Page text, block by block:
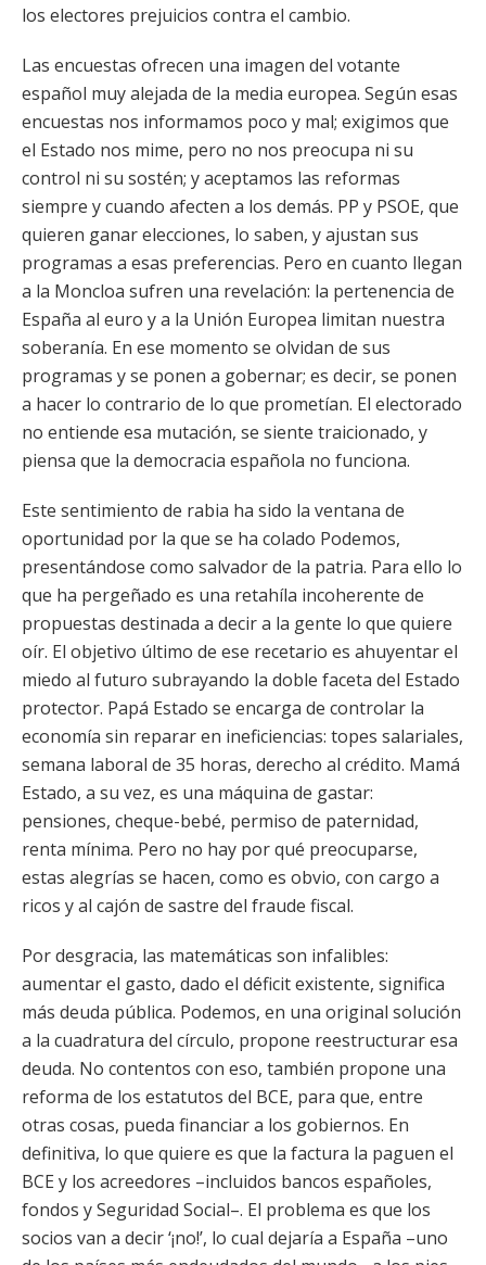
los electores prejuicios contra el cambio.
Las encuestas ofrecen una imagen del votante
español muy alejada de la media europea. Según esas
encuestas nos informamos poco y mal; exigimos que
el Estado nos mime, pero no nos preocupa ni su
control ni su sostén; y aceptamos las reformas
siempre y cuando afecten a los demás. PP y PSOE, que
quieren ganar elecciones, lo saben, y ajustan sus
programas a esas preferencias. Pero en cuanto llegan
a la Moncloa sufren una revelación: la pertenencia de
España al euro y a la Unión Europea limitan nuestra
soberanía. En ese momento se olvidan de sus
programas y se ponen a gobernar; es decir, se ponen
a hacer lo contrario de lo que prometían. El electorado
no entiende esa mutación, se siente traicionado, y
piensa que la democracia española no funciona.
Este sentimiento de rabia ha sido la ventana de
oportunidad por la que se ha colado Podemos,
presentándose como salvador de la patria. Para ello lo
que ha pergeñado es una retahíla incoherente de
propuestas destinada a decir a la gente lo que quiere
oír. El objetivo último de ese recetario es ahuyentar el
miedo al futuro subrayando la doble faceta del Estado
protector. Papá Estado se encarga de controlar la
economía sin reparar en ineficiencias: topes salariales,
semana laboral de 35 horas, derecho al crédito. Mamá
Estado, a su vez, es una máquina de gastar:
pensiones, cheque-bebé, permiso de paternidad,
renta mínima. Pero no hay por qué preocuparse,
estas alegrías se hacen, como es obvio, con cargo a
ricos y al cajón de sastre del fraude fiscal.
Por desgracia, las matemáticas son infalibles:
aumentar el gasto, dado el déficit existente, significa
más deuda pública. Podemos, en una original solución
a la cuadratura del círculo, propone reestructurar esa
deuda. No contentos con eso, también propone una
reforma de los estatutos del BCE, para que, entre
otras cosas, pueda financiar a los gobiernos. En
definitiva, lo que quiere es que la factura la paguen el
BCE y los acreedores –incluidos bancos españoles,
fondos y Seguridad Social–. El problema es que los
socios van a decir ‘¡no!’, lo cual dejaría a España –uno